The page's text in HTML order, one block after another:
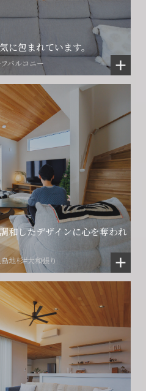
に包まれています。
バルコニー
和したデザインに心を奪われ
地杉#大和張り
や物件についての
はこちら
お問い合わせ
問い合わせ
2478
水曜定休
じる
居者様の
ご相談はこちら
申し込み
ご利用の方
073-386
じる
貸経営に関する
はこちら
お問い合わせ
へのお問い合わせ
2478
水曜定休
じる